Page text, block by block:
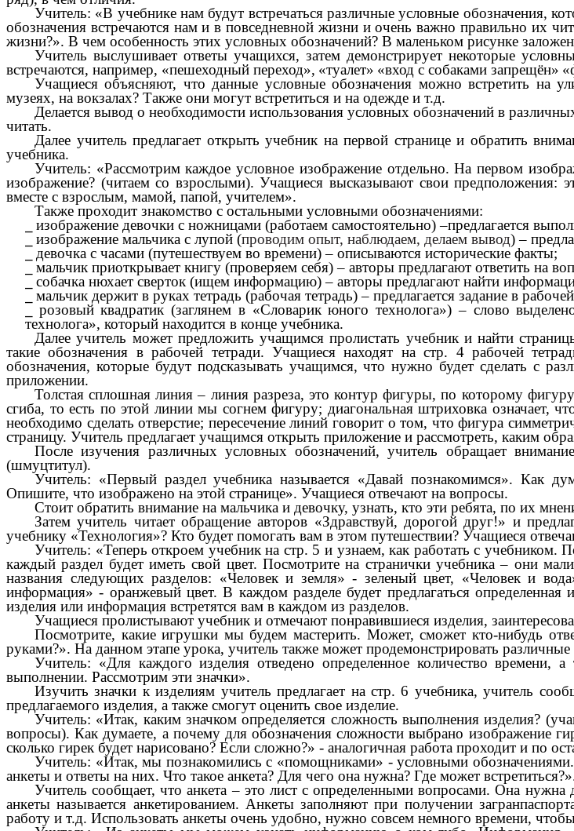
Учитель: «В учебнике нам будут встречаться различные условные обозначения,
обозначения встречаются нам и в повседневной жизни и очень важно правильно их
жизни?». В чем особенность этих условных обозначений? В маленьком рисунке
Учитель выслушивает ответы учащихся, затем демонстрирует некоторые
встречаются, например, «пешеходный переход», «туалет» «вход с собаками запрещён»
Учащиеся объясняют, что данные условные обозначения можно встретить на
музеях, на вокзалах? Также они могут встретиться и на одежде и т.д.
Делается вывод о необходимости использования условных обозначений в
читать.
Далее учитель предлагает открыть учебник на первой странице и обратить
учебника.
Учитель: «Рассмотрим каждое условное изображение отдельно. На первом
изображение? (читаем со взрослыми). Учащиеся высказывают свои предположения:
вместе с взрослым, мамой, папой, учителем».
Также проходит знакомство с остальными условными обозначениями:
изображение девочки с ножницами (работаем самостоятельно) –предлагается
изображение мальчика с лупой (проводим опыт, наблюдаем, делаем вывод) –
девочка с часами (путешествуем во времени) – описываются исторические факты;
мальчик приоткрывает книгу (проверяем себя) – авторы предлагают ответить на
собачка нюхает сверток (ищем информацию) – авторы предлагают найти
мальчик держит в руках тетрадь (рабочая тетрадь) – предлагается задание в
розовый квадратик (заглянем в «Словарик юного технолога») – слово
технолога», который находится в конце учебника.
Далее учитель может предложить учащимся пролистать учебник и найти
такие обозначения в рабочей тетради. Учащиеся находят на стр. 4 рабочей
обозначения, которые будут подсказывать учащимся, что нужно будет сделать с
приложении.
Толстая сплошная линия – линия разреза, это контур фигуры, по которому
сгиба, то есть по этой линии мы согнем фигуру; диагональная штриховка означает,
необходимо сделать отверстие; пересечение линий говорит о том, что фигура
страницу. Учитель предлагает учащимся открыть приложение и рассмотреть, каким
После изучения различных условных обозначений, учитель обращает
(шмуцтитул).
Учитель: «Первый раздел учебника называется «Давай познакомимся». Как
Опишите, что изображено на этой странице». Учащиеся отвечают на вопросы.
Стоит обратить внимание на мальчика и девочку, узнать, кто эти ребята, по их
Затем учитель читает обращение авторов «Здравствуй, дорогой друг!» и
учебнику «Технология»? Кто будет помогать вам в этом путешествии? Учащиеся
Учитель: «Теперь откроем учебник на стр. 5 и узнаем, как работать с
каждый раздел будет иметь свой цвет. Посмотрите на странички учебника – они
названия следующих разделов: «Человек и земля» - зеленый цвет, «Человек и
информация» - оранжевый цвет. В каждом разделе будет предлагаться
изделия или информация встретятся вам в каждом из разделов.
Учащиеся пролистывают учебник и отмечают понравившиеся изделия,
Посмотрите, какие игрушки мы будем мастерить. Может, сможет кто-нибудь
руками?». На данном этапе урока, учитель также может продемонстрировать различные
Учитель: «Для каждого изделия отведено определенное количество
выполнении. Рассмотрим эти значки».
Изучить значки к изделиям учитель предлагает на стр. 6 учебника, учитель
предлагаемого изделия, а также смогут оценить свое изделие.
Учитель: «Итак, каким значком определяется сложность выполнения изделия?
вопросы). Как думаете, а почему для обозначения сложности выбрано изображение
сколько гирек будет нарисовано? Если сложно?» - аналогичная работа проходит и по
Учитель: «Итак, мы познакомились с «помощниками» - условными
анкеты и ответы на них. Что такое анкета? Для чего она нужна? Где может
Учитель сообщает, что анкета – это лист с определенными вопросами. Она
анкеты называется анкетированием. Анкеты заполняют при получении
работу и т.д. Использовать анкеты очень удобно, нужно совсем немного времени,